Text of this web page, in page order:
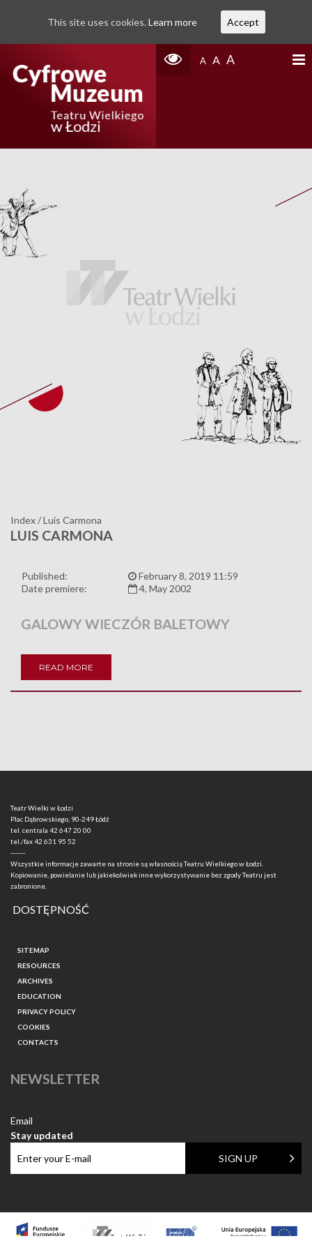
A A A
Index/Luis Carmona
LUIS CARMONA
Published:
February 8, 2019 11:59
Date premiere:
4, May 2002
GALOWY WIECZÓR BALETOWY
READ MORE
Teatr Wielki w Łodzi
Plac Dąbrowskiego, 90-249 Łódź
tel. centrala 42 647 20 00
tel./fax42 631 95 52
-------
Wszystkie informacje zawarte na stronie są własnością Teatru Wielkiego w Łodzi.
Kopiowanie, powielanie lub jakiekolwiek inne wykorzystywanie bez zgody Teatru jest
zabronione.
DOSTĘPNOŚĆ
SITEMAP
RESOURCES
ARCHIVES
EDUCATION
PRIVACY POLICY
COOKIES
CONTACTS
NEWSLETTER
Email
Stay updated
This site uses cookies. Learn more Accept